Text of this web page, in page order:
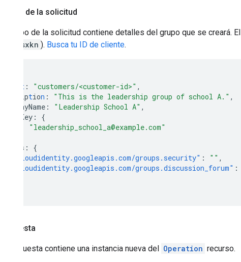
Cuerpo de la solicitud
El cuerpo de la solicitud contiene detalles del grupo que se creará. El
C046psxkn ). Busca tu ID de cliente.
nt : "customers/<customer-id>" ,
description : "This is the leadership group of school A." ,
displayName : "Leadership School A" ,
groupKey :
{
"leadership_school_a@example.com"
labels :
{
"cloudidentity.googleapis.com/groups.security" : "" ,
"cloudidentity.googleapis.com/groups.discussion_forum" :
Respuesta
La respuesta contiene una instancia nueva del Operation recurso.